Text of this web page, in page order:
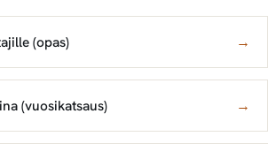
(opas) →
(vuosikatsaus) →